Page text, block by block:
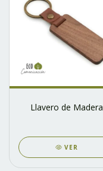
Llavero de Madera
VER